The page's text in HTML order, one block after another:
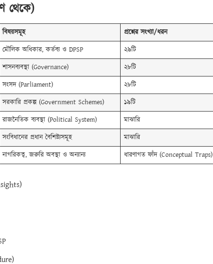
থেকে)
বিষয়সমূহ প্রশ্নের সংখ্যা/ধরন
মৌলিক অধিকার, কর্তব্য ও DPSP
২৯টি
শাসনব্যবস্থা (Governance)
২৮টি
সংসদ (Parliament)
২৮টি
সরকারি প্রকল্প (Government Schemes)
১৯টি
রাজনৈতিক ব্যবস্থা (Political System)
মাঝারি
সংবিধানের প্রধান বৈশিষ্ট্যসমূহ
মাঝারি
নাগরিকত্ব, জরুরি অবস্থা ও অন্যান্য ধারণাগত ফাঁদ (Conceptual Traps)